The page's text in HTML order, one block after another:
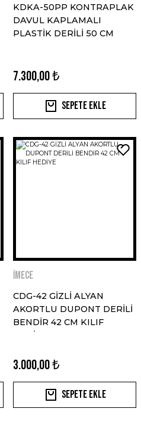
KDKA-50PP KONTRAPLAK
DAVUL KAPLAMALI
PLASTİK DERİLİ 50 CM
7.300,00 ₺
Sepete Ekle
İMECE
CDG-42 GİZLİ ALYAN
AKORTLU DUPONT DERİLİ
BENDİR 42 CM KILIF
HEDİYE
3.000,00 ₺
Sepete Ekle